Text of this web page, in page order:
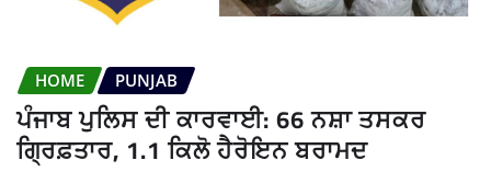
HOME PUNJAB
ਪੰਜਾਬ ਪੁਲਿਸ ਦੀ ਕਾਰਵਾਈ: 66 ਨਸ਼ਾ ਤਸਕਰ
ਗ੍ਰਿਫ਼ਤਾਰ, 1.1 ਕਿਲੋ ਹੈਰੋਇਨ ਬਰਾਮਦ